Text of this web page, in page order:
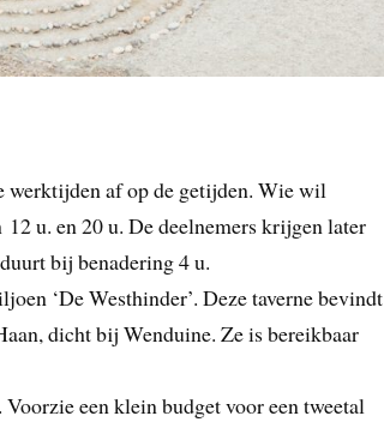
werktijden af op de getijden. Wie wil
u. en 20 u. De deelnemers krijgen later
bij benadering 4 u.
‘De Westhinder’. Deze taverne bevindt
dicht bij Wenduine. Ze is bereikbaar
een klein budget voor een tweetal